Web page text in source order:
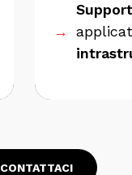
→
CONTATTACI